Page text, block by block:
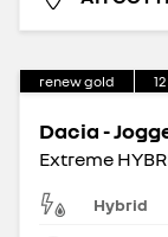
renew gold 12
Dacia -
Extreme
Hybrid